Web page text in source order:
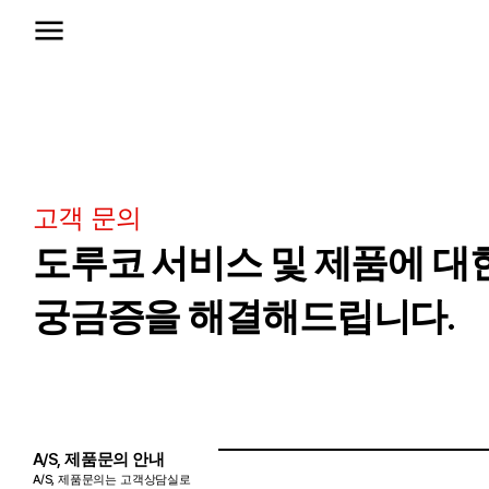
고객 문의
도루코 서비스 및 제품에 대
궁금증을 해결해드립니다.
A/S, 제품문의 안내
A/S, 제품문의는 고객상담실로